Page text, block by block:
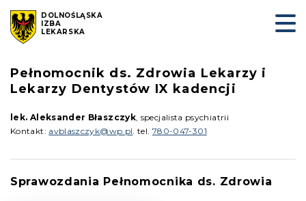
DOLNOŚLĄSKA
IZBA
LEKARSKA
Pełnomocnik ds. Zdrowia Lekarzy i
Lekarzy Dentystów IX kadencji
lek. Aleksander Błaszczyk, specjalista psychiatrii
Kontakt: avblaszczyk@wp.pl. tel. 780-047-301
Sprawozdania Pełnomocnika ds. Zdrowia